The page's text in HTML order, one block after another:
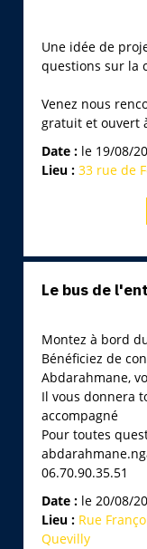
Une idée de
questions sur la
Venez nous
gratuit et ouvert
Date : le 19/08/
Lieu : 33 rue de
Le bus de
Montez à bord
Bénéficiez de
Abdarahmane,
Il vous donnera
accompagné
Pour toutes
06.70.90.35.51
Date : le 20/08/
Lieu : Rue
Quevilly